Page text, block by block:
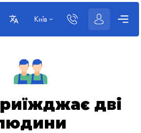
Київ
дві